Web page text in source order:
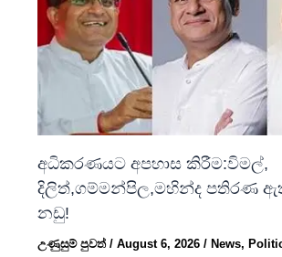
අධිකරණයට අපහාස කිරීම:විමල්,
දිලිත්,ගම්මන්පිල,මහින්ද පතිරණ
නඩු!
උණුසුම් පුවත්/August 6, 2026/News,